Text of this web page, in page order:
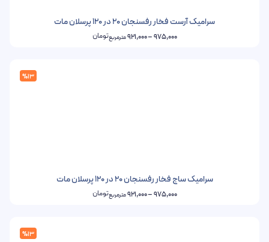
سرامیک آرست فخار رفسنجان 20 در 120 پرسلان مات
975,000
–
921,000مترمربعتومان
%13
سرامیک ساج فخار رفسنجان 20 در 120 پرسلان مات
975,000
–
921,000مترمربعتومان
%13